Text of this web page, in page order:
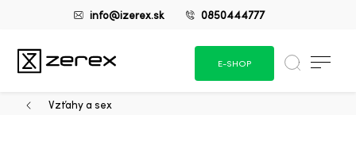
info@izerex.sk 0850444777
E-SHOP
Vzťahy a sex